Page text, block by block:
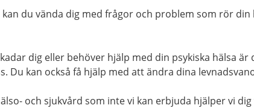
du vända dig med frågor och problem som rör din
dig eller behöver hjälp med din psykiska hälsa är
Du kan också få hjälp med att ändra dina
och sjukvård som inte vi kan erbjuda hjälper vi dig